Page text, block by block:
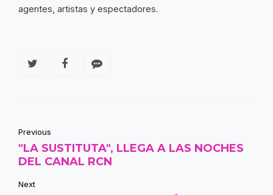
agentes, artistas y espectadores.
Previous
"LA SUSTITUTA", LLEGA A LAS NOCHES
DEL CANAL RCN
Next